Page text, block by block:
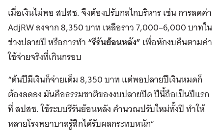
เมื่อเงินไม่พอ สปสช. จึงต้องปรับกลไกบริหาร เช่น การลดค่า
AdjRW ลงจาก 8,350 บาท เหลือราว 7,000–6,000 บาทใน
ช่วงปลายปี หรือการทำ“รีรันย้อนหลัง”เพื่อหักงบคืนตามค่า
ใช้จ่ายจริงที่เกินกรอบ
“ต้นปีมีเงินก็จ่ายเต็ม 8,350 บาท แต่พอปลายปีเงินหมดก็
ต้องลดลง มันคือธรรมชาติของงบปลายปิด ปีนี้ถือเป็นปีแรก
ที่ สปสช. ใช้ระบบรีรันย้อนหลัง คำนวณปรับใหม่ทั้งปี ทำให้
หลายโรงพยาบาลรู้สึกได้รับผลกระทบหนัก”